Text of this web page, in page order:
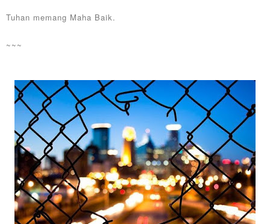
Tuhan memang Maha Baik.
~~~